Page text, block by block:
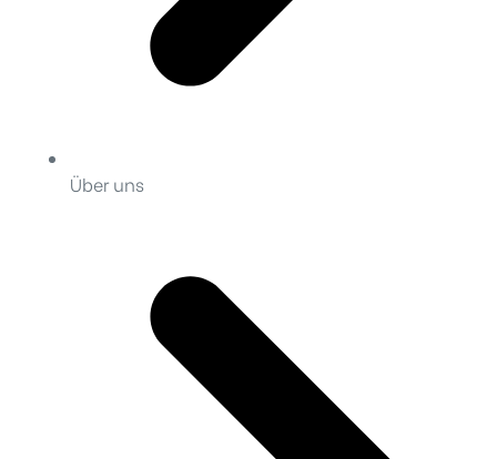
Über uns